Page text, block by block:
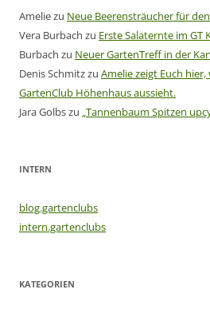
Ameliezu Neue Beerensträucher für
Vera Burbach zu Erste Salaternte im GT
Burbach zu Neuer GartenTreff in der
Denis Schmitzzu Amelie zeigt Euch hier,
GartenClub Höhenhaus aussieht.
Jara Golbszu „Tannenbaum Spitzen
INTERN
blog.gartenclubs
intern.gartenclubs
KATEGORIEN